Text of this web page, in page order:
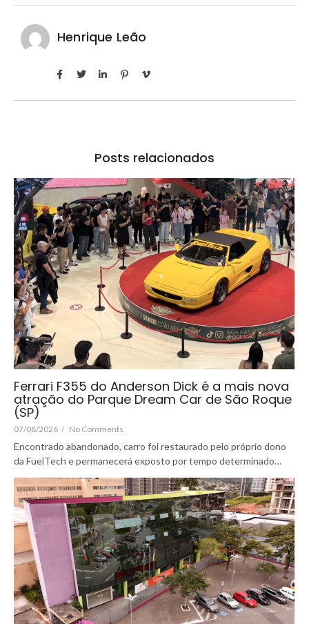
Henrique Leão
Posts relacionados
Ferrari F355 do Anderson Dick é a mais nova
atração do Parque Dream Car de São Roque
(SP)
07/08/2026 / No Comments
Encontrado abandonado, carro foi restaurado pelo próprio dono
da FuelTech e permanecerá exposto por tempo determinado…